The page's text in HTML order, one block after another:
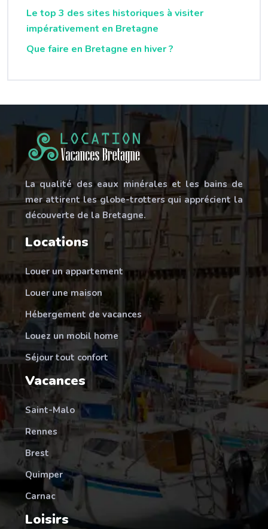
Le top 3 des sites historiques à visiter
impérativement en Bretagne
Que faire en Bretagne en hiver ?
La qualité des eaux minérales et les bains de
mer attirent les globe-trotters qui apprécient la
découverte de la Bretagne.
Locations
Louer un appartement
Louer une maison
Hébergement de vacances
Louez un mobil home
Séjour tout confort
Vacances
Saint-Malo
Rennes
Brest
Quimper
Carnac
Loisirs